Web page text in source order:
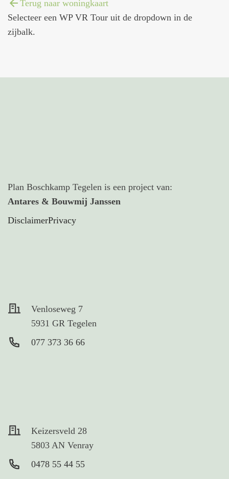
Terug naar woningkaart
Selecteer een WP VR Tour uit de dropdown in de
zijbalk.
Plan Boschkamp Tegelen is een project van:
Antares & Bouwmij Janssen
DisclaimerPrivacy
Venloseweg 7
5931 GR Tegelen
077 373 36 66
Keizersveld 28
5803 AN Venray
0478 55 44 55